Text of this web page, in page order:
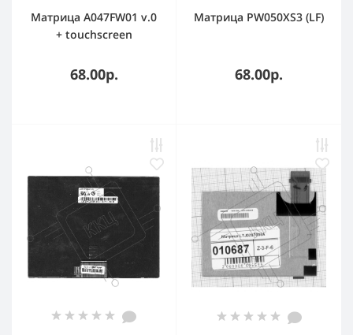
Матрица A047FW01 v.0
+ touchscreen
68.00р.
Матрица PW050XS3 (LF)
68.00р.